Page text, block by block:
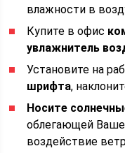
влажности в
Купите в офис
увлажнитель
Установите на
шрифта,
Носите
облегающей
воздействие